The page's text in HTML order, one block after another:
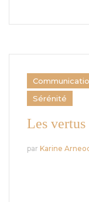
Sérénité
Les vertus
par Karine